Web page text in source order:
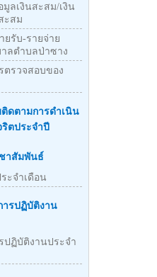
มูลเงินสะสม/เงิน
ะสม
ยรับ-รายจ่าย
ลตำบลป่าซาง
ตรวจสอบของ
ดตามการดำเนิน
ริตประจำปี
าสัมพันธ์
ะจำเดือน
ารปฏิบัติงาน
ปฏิบัติงานประจำ